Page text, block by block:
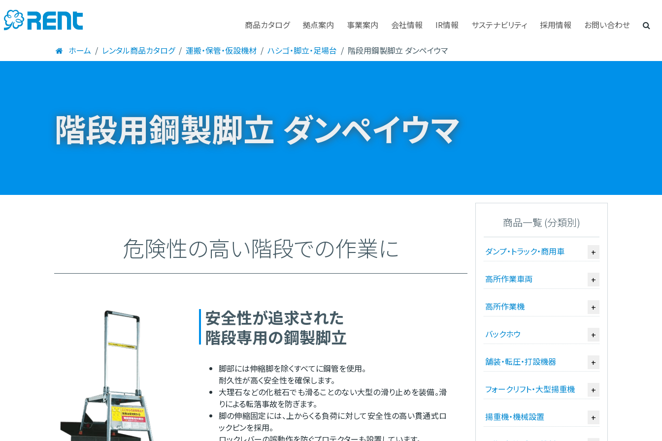
商品カタログ 拠点案内 事業案内 会社情報 IR情報 サステナビリティ 採用情報 お問い合わせ
ホーム レンタル商品カタログ 運搬・保管・仮設機材 ハシゴ・脚立・足場台 階段用鋼製脚立 ダンペイウマ
階段用鋼製脚立 ダンペイウマ
危険性の高い階段での作業に
安全性が追求された
階段専用の鋼製脚立
脚部には伸縮脚を除くすべてに鋼管を使用。
耐久性が高く安全性を確保します。
大理石などの化粧石でも滑ることのない大型の滑り止めを装備。滑
りによる転落事故を防ぎます。
脚の伸縮固定には、上からくる負荷に対して安全性の高い貫通式ロ
ックピンを採用。
商品一覧 (分類別)
ダンプ・トラック・商用車 +
高所作業車両 +
高所作業機 +
バックホウ +
舗装・転圧・打設機器 +
フォークリフト・大型揚重機 +
揚重機・機械設置 +